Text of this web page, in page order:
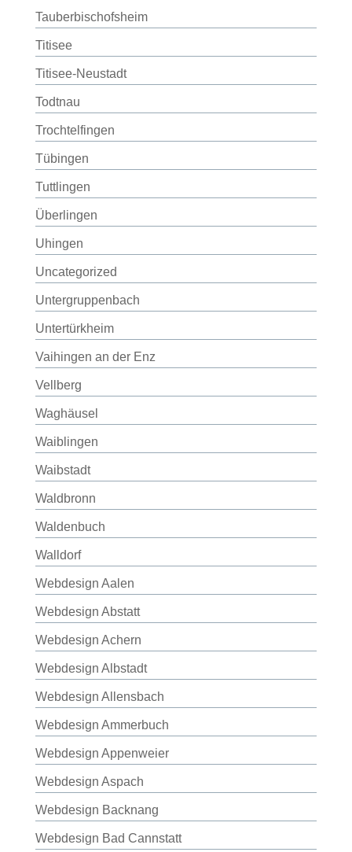
Tauberbischofsheim
Titisee
Titisee-Neustadt
Todtnau
Trochtelfingen
Tübingen
Tuttlingen
Überlingen
Uhingen
Uncategorized
Untergruppenbach
Untertürkheim
Vaihingen an der Enz
Vellberg
Waghäusel
Waiblingen
Waibstadt
Waldbronn
Waldenbuch
Walldorf
Webdesign Aalen
Webdesign Abstatt
Webdesign Achern
Webdesign Albstadt
Webdesign Allensbach
Webdesign Ammerbuch
Webdesign Appenweier
Webdesign Aspach
Webdesign Backnang
Webdesign Bad Cannstatt